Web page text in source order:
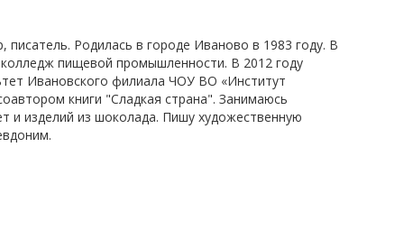
писатель. Родилась в городе Иваново в 1983 году. В
пищевой промышленности. В 2012 году
Ивановского филиала ЧОУ ВО «Институт
книги "Сладкая страна". Занимаюсь
и изделий из шоколада. Пишу художественную